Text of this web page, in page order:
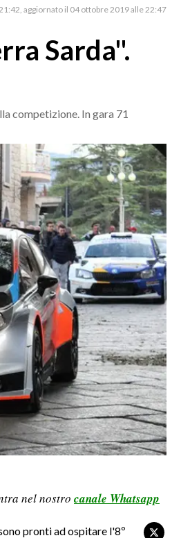
aggiornato il 04 ottobre 2019 alle 22:47
Sarda".
competizione. In gara 71
nel nostro canale Whatsapp
pronti ad ospitare l'8º